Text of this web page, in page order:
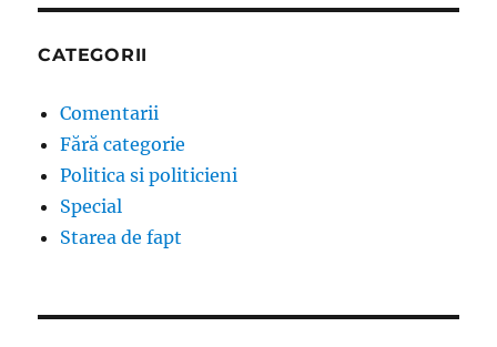
CATEGORII
Comentarii
Fără categorie
Politica si politicieni
Special
Starea de fapt